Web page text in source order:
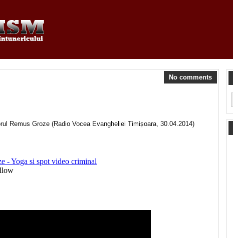
No comments
Remus Groze (Radio Vocea Evangheliei Timișoara, 30.04.2014)